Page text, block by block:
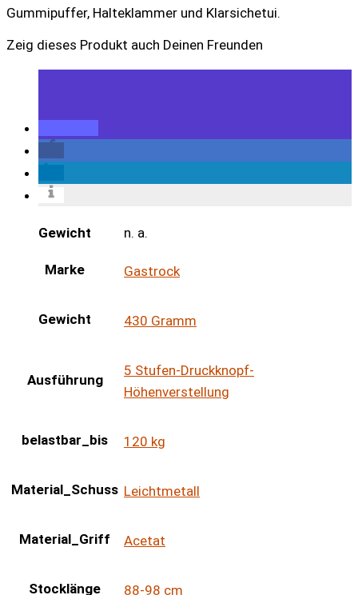
Gummipuffer, Halteklammer und Klarsichetui.
Zeig dieses Produkt auch Deinen Freunden
Gewicht n. a.
Marke Gastrock
Gewicht 430 Gramm
Ausführung
5 Stufen-Druckknopf-
Höhenverstellung
belastbar_bis 120 kg
Material_Schuss Leichtmetall
Material_Griff Acetat
Stocklänge 88-98 cm